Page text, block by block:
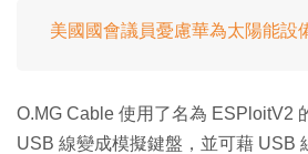
美國國會議員憂慮華為太陽能設
O.MG Cable 使用了名為 ESPloitV2
USB 線變成模擬鍵盤，並可藉 USB